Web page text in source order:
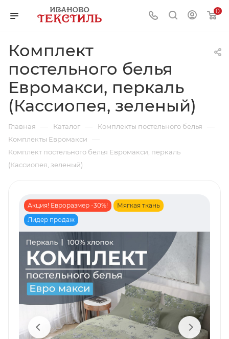
0
Комплект
постельного белья
Евромакси, перкаль
(Кассиопея, зеленый)
Главная — Каталог — Комплекты постельного белья —
Комплекты Евромакси —
Комплект постельного белья Евромакси, перкаль
(Кассиопея, зеленый)
Акция! Евроразмер -30%!
Мягкая ткань
Лидер продаж